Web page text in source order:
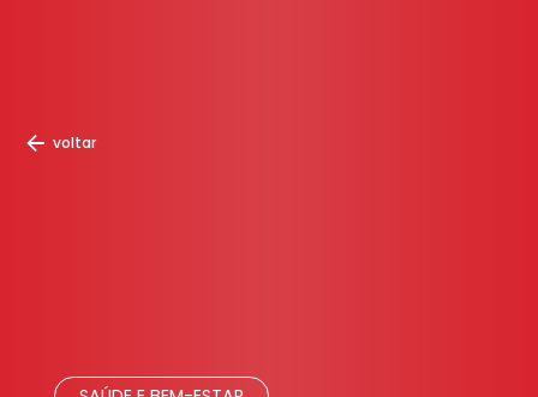
voltar